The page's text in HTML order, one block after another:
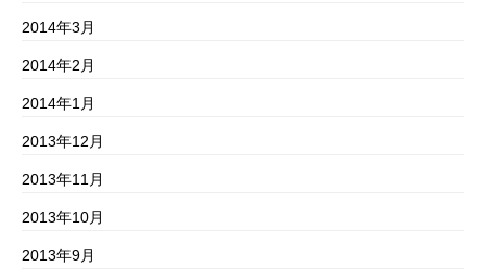
2014年3月
2014年2月
2014年1月
2013年12月
2013年11月
2013年10月
2013年9月